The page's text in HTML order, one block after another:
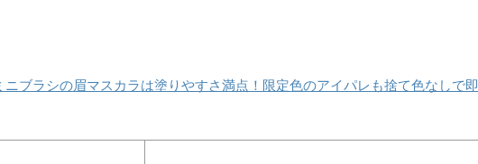
ニブラシの眉マスカラは塗りやすさ満点！限定色のアイパレも捨て色なしで即